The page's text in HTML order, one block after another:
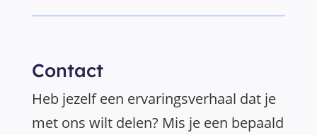
Contact
Heb jezelf een ervaringsverhaal dat je
met ons wilt delen? Mis je een bepaald